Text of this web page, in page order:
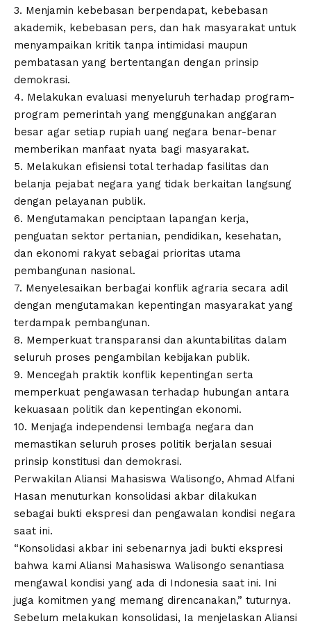
3. Menjamin kebebasan berpendapat, kebebasan
akademik, kebebasan pers, dan hak masyarakat untuk
menyampaikan kritik tanpa intimidasi maupun
pembatasan yang bertentangan dengan prinsip
demokrasi.
4. Melakukan evaluasi menyeluruh terhadap program-
program pemerintah yang menggunakan anggaran
besar agar setiap rupiah uang negara benar-benar
memberikan manfaat nyata bagi masyarakat.
5. Melakukan efisiensi total terhadap fasilitas dan
belanja pejabat negara yang tidak berkaitan langsung
dengan pelayanan publik.
6. Mengutamakan penciptaan lapangan kerja,
penguatan sektor pertanian, pendidikan, kesehatan,
dan ekonomi rakyat sebagai prioritas utama
pembangunan nasional.
7. Menyelesaikan berbagai konflik agraria secara adil
dengan mengutamakan kepentingan masyarakat yang
terdampak pembangunan.
8. Memperkuat transparansi dan akuntabilitas dalam
seluruh proses pengambilan kebijakan publik.
9. Mencegah praktik konflik kepentingan serta
memperkuat pengawasan terhadap hubungan antara
kekuasaan politik dan kepentingan ekonomi.
10. Menjaga independensi lembaga negara dan
memastikan seluruh proses politik berjalan sesuai
prinsip konstitusi dan demokrasi.
Perwakilan Aliansi Mahasiswa Walisongo, Ahmad Alfani
Hasan menuturkan konsolidasi akbar dilakukan
sebagai bukti ekspresi dan pengawalan kondisi negara
saat ini.
“Konsolidasi akbar ini sebenarnya jadi bukti ekspresi
bahwa kami Aliansi Mahasiswa Walisongo senantiasa
mengawal kondisi yang ada di Indonesia saat ini. Ini
juga komitmen yang memang direncanakan,” tuturnya.
Sebelum melakukan konsolidasi, Ia menjelaskan Aliansi